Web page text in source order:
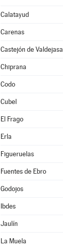
Calatayud
Carenas
Castejón de Valdejasa
Chiprana
Codo
Cubel
El Frago
Erla
Figueruelas
Fuentes de Ebro
Godojos
Ibdes
Jaulín
La Muela